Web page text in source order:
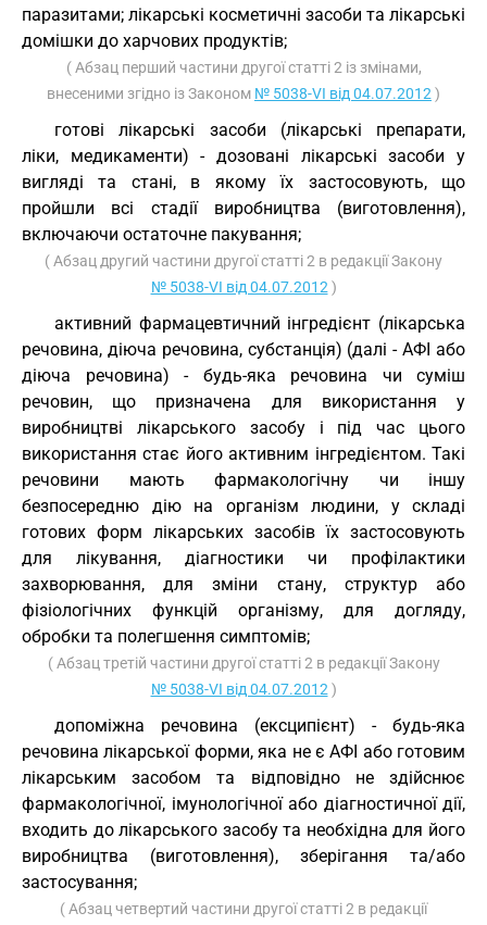
паразитами; лікарські косметичні засоби та лікарські
домішки до харчових продуктів;
( Абзац перший частини другої статті 2 із змінами,
внесеними згідно із Законом № 5038-VI від 04.07.2012 )
готові лікарські засоби (лікарські препарати,
ліки, медикаменти) - дозовані лікарські засоби у
вигляді та стані, в якому їх застосовують, що
пройшли всі стадії виробництва (виготовлення),
включаючи остаточне пакування;
( Абзац другий частини другої статті 2 в редакції Закону
№ 5038-VI від 04.07.2012 )
активний фармацевтичний інгредієнт (лікарська
речовина, діюча речовина, субстанція) (далі - АФІ або
діюча речовина) - будь-яка речовина чи суміш
речовин, що призначена для використання у
виробництві лікарського засобу і під час цього
використання стає його активним інгредієнтом. Такі
речовини мають фармакологічну чи іншу
безпосередню дію на організм людини, у складі
готових форм лікарських засобів їх застосовують
для лікування, діагностики чи профілактики
захворювання, для зміни стану, структур або
фізіологічних функцій організму, для догляду,
обробки та полегшення симптомів;
( Абзац третій частини другої статті 2 в редакції Закону
№ 5038-VI від 04.07.2012 )
допоміжна речовина (ексципієнт) - будь-яка
речовина лікарської форми, яка не є АФІ або готовим
лікарським засобом та відповідно не здійснює
фармакологічної, імунологічної або діагностичної дії,
входить до лікарського засобу та необхідна для його
виробництва (виготовлення), зберігання та/або
застосування;
( Абзац четвертий частини другої статті 2 в редакції